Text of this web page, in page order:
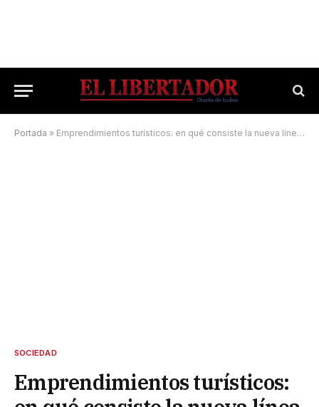
Portada » Emprendimientos turísticos: en qué consiste la nueva línea de crédito del BanCo
SOCIEDAD
Emprendimientos turísticos: